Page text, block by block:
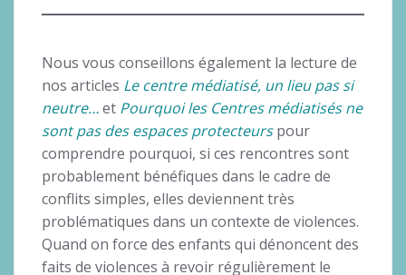
Nous vous conseillons également la lecture de
nos articles Le centre médiatisé, un lieu pas si
neutre…et Pourquoi les Centres médiatisés ne
sont pas des espaces protecteurspour
comprendre pourquoi, si ces rencontres sont
probablement bénéfiques dans le cadre de
conflits simples, elles deviennent très
problématiques dans un contexte de violences.
Quand on force des enfants qui dénoncent des
faits de violences à revoir régulièrement le